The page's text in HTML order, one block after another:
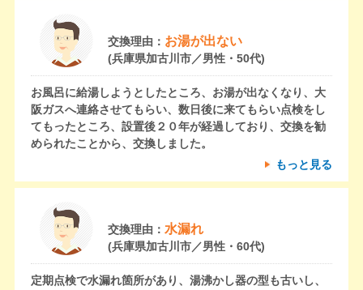
交換理由： お湯が出ない
(兵庫県加古川市／男性・50代)
お風呂に給湯しようとしたところ、お湯が出なくなり、大
阪ガスへ連絡させてもらい、数日後に来てもらい点検をし
てもったところ、設置後２０年が経過しており、交換を勧
められたことから、交換しました。
もっと見る
交換理由： 水漏れ
(兵庫県加古川市／男性・60代)
定期点検で水漏れ箇所があり、湯沸かし器の型も古いし、